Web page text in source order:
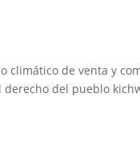
climático de venta y
derecho del pueblo